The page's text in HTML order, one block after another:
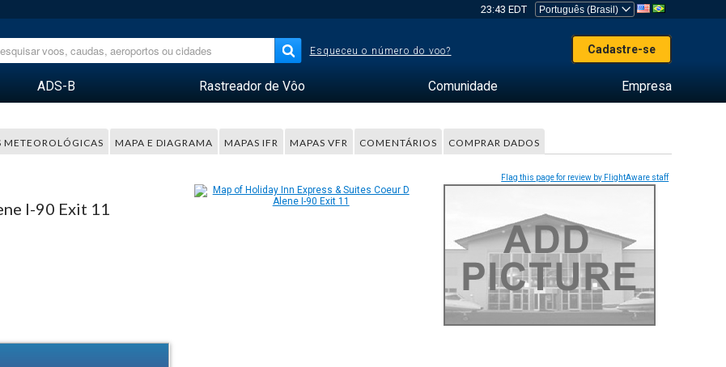
23:43 EDT
Esqueceu o número do voo? Cadastre-se
ADS-B Rastreador de Vôo Comunidade Empresa
METEOROLÓGICAS MAPA E DIAGRAMA MAPAS IFR MAPAS VFR COMENTÁRIOS COMPRAR DADOS
Flag this page for review by FlightAware staff
I-90 Exit 11